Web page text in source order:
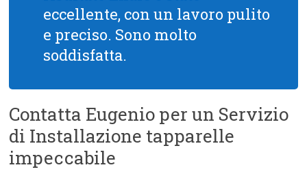
eccellente, con un lavoro pulito
e preciso. Sono molto
soddisfatta.
Contatta Eugenio per un Servizio
di Installazione tapparelle
impeccabile